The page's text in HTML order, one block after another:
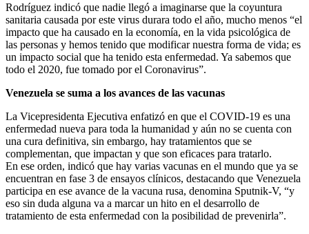
Rodríguez indicó que nadie llegó a imaginarse que la coyuntura
sanitaria causada por este virus durara todo el año, mucho menos “el
impacto que ha causado en la economía, en la vida psicológica de
las personas y hemos tenido que modificar nuestra forma de vida; es
un impacto social que ha tenido esta enfermedad. Ya sabemos que
todo el 2020, fue tomado por el Coronavirus”.
Venezuela se suma a los avances de las vacunas
La Vicepresidenta Ejecutiva enfatizó en que el COVID-19 es una
enfermedad nueva para toda la humanidad y aún no se cuenta con
una cura definitiva, sin embargo, hay tratamientos que se
complementan, que impactan y que son eficaces para tratarlo.
En ese orden, indicó que hay varias vacunas en el mundo que ya se
encuentran en fase 3 de ensayos clínicos, destacando que Venezuela
participa en ese avance de la vacuna rusa, denomina Sputnik-V, “y
eso sin duda alguna va a marcar un hito en el desarrollo de
tratamiento de esta enfermedad con la posibilidad de prevenirla”.